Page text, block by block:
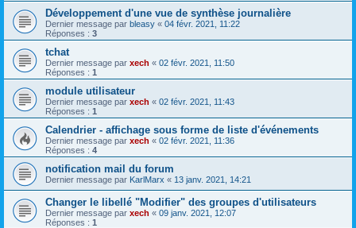
Développement d'une vue de synthèse journalière
Dernier message par bleasy « 04 févr. 2021, 11:22
Réponses : 3
tchat
Dernier message par xech « 02 févr. 2021, 11:50
Réponses : 1
module utilisateur
Dernier message par xech « 02 févr. 2021, 11:43
Réponses : 1
Calendrier - affichage sous forme de liste d'événements
Dernier message par xech « 02 févr. 2021, 11:36
Réponses : 4
notification mail du forum
Dernier message par KarlMarx « 13 janv. 2021, 14:21
Changer le libellé "Modifier" des groupes d'utilisateurs
Dernier message par xech « 09 janv. 2021, 12:07
Réponses : 1